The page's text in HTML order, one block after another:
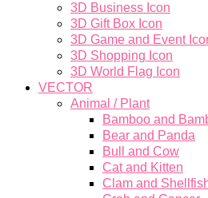
3D Business Icon
3D Gift Box Icon
3D Game and Event
3D Shopping Icon
3D World Flag Icon
VECTOR
Animal / Plant
Bamboo and
Bear and Panda
Bull and Cow
Cat and Kitten
Clam and